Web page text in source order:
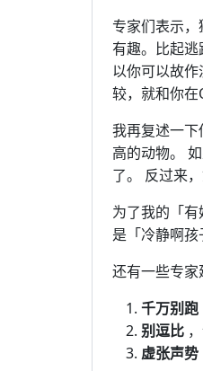
专家们表示
有趣。比起
以你可以故
较，就和你在
我再复述一
高的动物。
了。 反过来
为了我的「
是「冷静啊孩
还有一些专
千万别跑
别逗比
虚张声势